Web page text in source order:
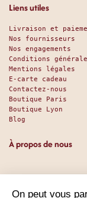
Liens utiles
Livraison et
Nos fournisseurs
Nos engagements
Conditions
Mentions légales
E-carte cadeau
Contactez-nous
Boutique Paris
Boutique Lyon
Blog
À propos de nous
Depuis 1951,
en leur